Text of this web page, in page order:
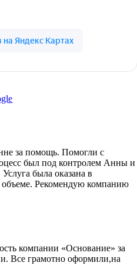
за помощь. Помогли с
был под контролем Анны и
была оказана в
Рекомендую компанию
компании «Основание» за
Все грамотно оформили,на